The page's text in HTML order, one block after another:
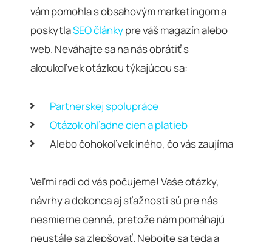
vám pomohla s obsahovým marketingom a
poskytlaSEO článkypre váš magazín alebo
web. Neváhajte sa na nás obrátiť s
akoukoľvek otázkou týkajúcou sa:
Partnerskej spolupráce
Otázok ohľadne cien a platieb
Alebo čohokoľvek iného, čo vás zaujíma
Veľmi radi od vás počujeme! Vaše otázky,
návrhy a dokonca aj sťažnosti sú pre nás
nesmierne cenné, pretože nám pomáhajú
neustále sa zlepšovať. Nebojte sa teda a